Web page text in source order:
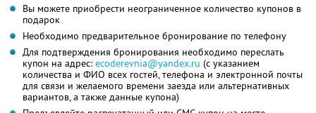
Вы можете приобрести неограниченное количество купонов в
подарок
Необходимо предварительное бронирование по телефону
Для подтверждения бронирования необходимо переслать
купон на адрес: ecoderevnia@yandex.ru (с указанием
количества и ФИО всех гостей, телефона и электронной почты
для связи и желаемого времени заезда или альтернативных
вариантов, а также данные купона)